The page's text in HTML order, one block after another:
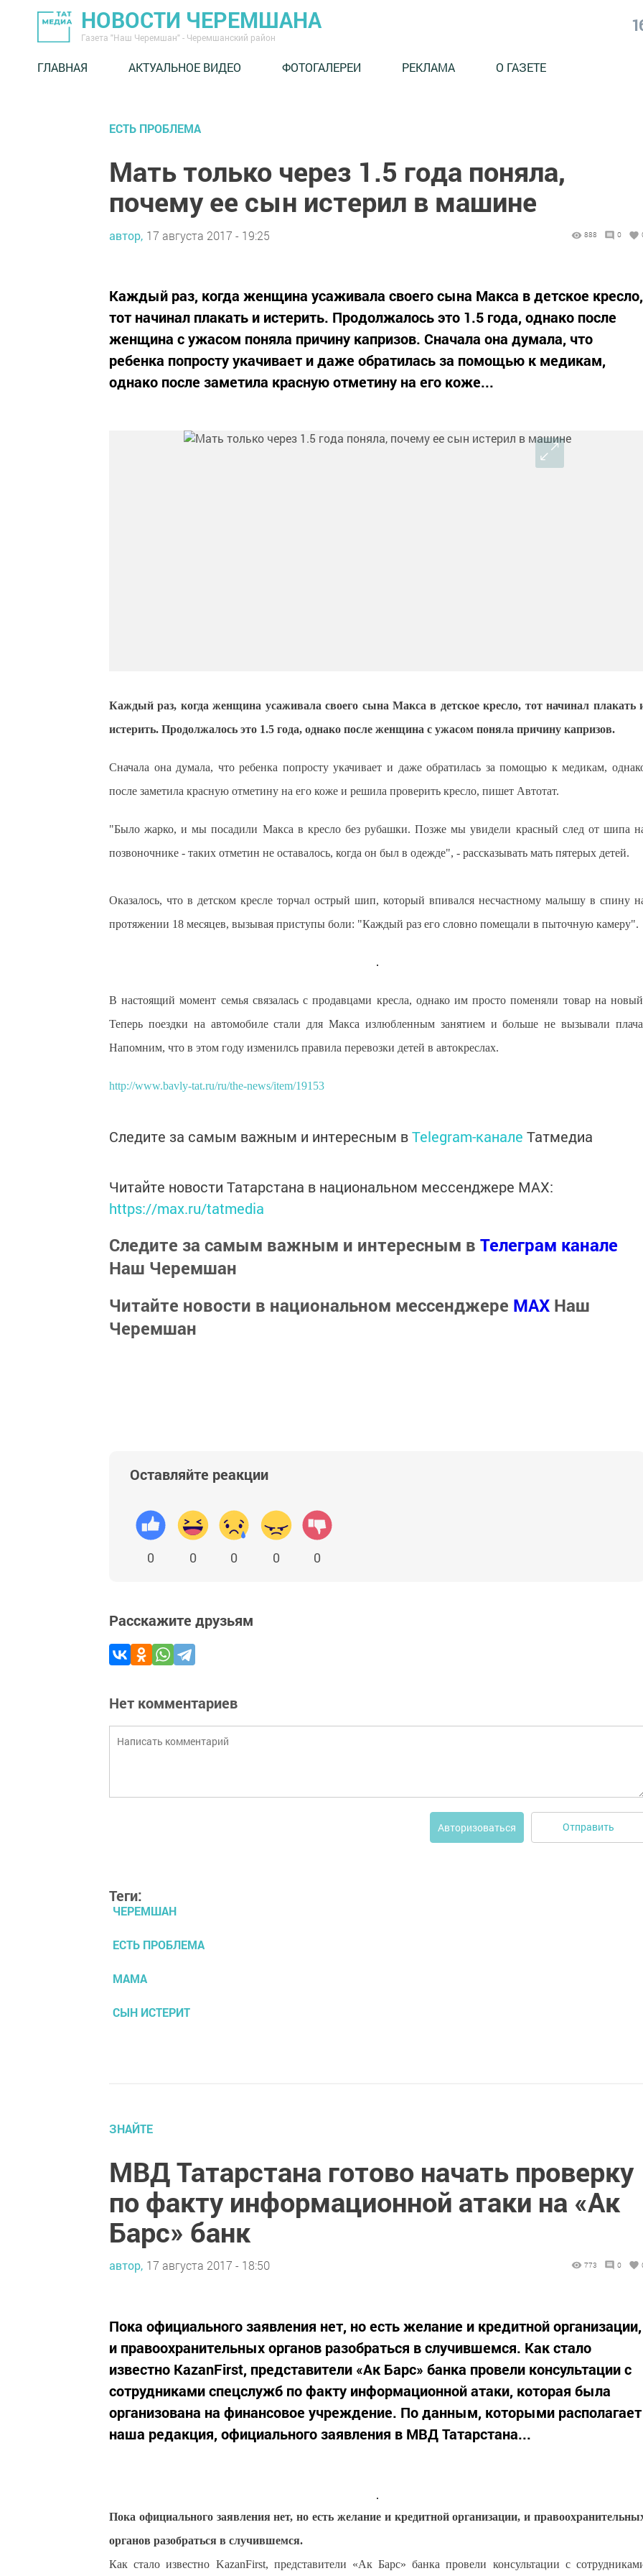
НОВОСТИ ЧЕРЕМШАНА
Газета "Наш Черемшан" - Черемшанский район
ГЛАВНАЯ АКТУАЛЬНОЕ ВИДЕО ФОТОГАЛЕРЕИ РЕКЛАМА О ГАЗЕТЕ
ЕСТЬ ПРОБЛЕМА
Мать только через 1.5 года поняла,
почему ее сын истерил в машине
автор, 17 августа 2017 - 19:25 888 0
Каждый раз, когда женщина усаживала своего сына Макса в детское кресло,
тот начинал плакать и истерить. Продолжалось это 1.5 года, однако после
женщина с ужасом поняла причину капризов. Сначала она думала, что
ребенка попросту укачивает и даже обратилась за помощью к медикам,
однако после заметила красную отметину на его коже...
Каждый раз, когда женщина усаживала своего сына Макса в детское кресло, тот начинал плакать
истерить. Продолжалось это 1.5 года, однако после женщина с ужасом поняла причину капризов.
Сначала она думала, что ребенка попросту укачивает и даже обратилась за помощью к медикам,
после заметила красную отметину на его коже и решила проверить кресло, пишет Автотат.
"Было жарко, и мы посадили Макса в кресло без рубашки. Позже мы увидели красный след от шипа
позвоночнике - таких отметин не оставалось, когда он был в одежде", - рассказывать мать пятерых детей.
Оказалось, что в детском кресле торчал острый шип, который впивался несчастному малышу в спину
протяжении 18 месяцев, вызывая приступы боли: "Каждый раз его словно помещали в пыточную камеру".
В настоящий момент семья связалась с продавцами кресла, однако им просто поменяли товар на
Теперь поездки на автомобиле стали для Макса излюбленным занятием и больше не вызывали
Напомним, что в этом году изменилсь правила перевозки детей в автокреслах.
http://www.bavly-tat.ru/ru/the-news/item/19153
Следите за самым важным и интересным вTelegram-канале Татмедиа
Читайте новости Татарстана в национальном мессенджере MАХ:
https://max.ru/tatmedia
Следите за самым важным и интересным в Телеграм канале
Наш Черемшан
Читайте новости в национальном мессенджере MАХ Наш
Черемшан
Оставляйте реакции
0 0 0 0 0
Расскажите друзьям
Нет комментариев
Авторизоваться Отправить
Теги:
ЧЕРЕМШАН
ЕСТЬ ПРОБЛЕМА
МАМА
СЫН ИСТЕРИТ
ЗНАЙТЕ
МВД Татарстана готово начать проверку
по факту информационной атаки на «Ак
Барс» банк
автор, 17 августа 2017 - 18:50 773 0
Пока официального заявления нет, но есть желание и кредитной организации,
и правоохранительных органов разобраться в случившемся. Как стало
известно KazanFirst, представители «Ак Барс» банка провели консультации с
сотрудниками спецслужб по факту информационной атаки, которая была
организована на финансовое учреждение. По данным, которыми располагает
наша редакция, официального заявления в МВД Татарстана...
Пока официального заявления нет, но есть желание и кредитной организации, и
органов разобраться в случившемся.
Как стало известно KazanFirst, представители «Ак Барс» банка провели консультации с